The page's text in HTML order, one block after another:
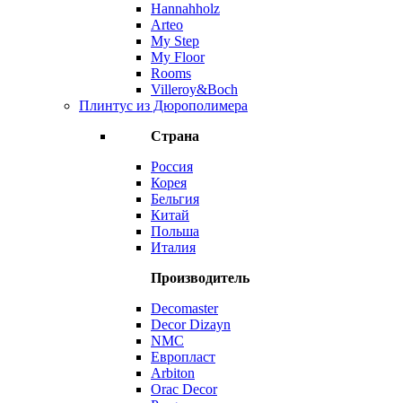
Hannahholz
Arteo
My Step
My Floor
Rooms
Villeroy&Boch
Плинтус из Дюрополимера
Страна
Россия
Корея
Бельгия
Китай
Польша
Италия
Производитель
Decomaster
Decor Dizayn
NMC
Европласт
Arbiton
Orac Decor